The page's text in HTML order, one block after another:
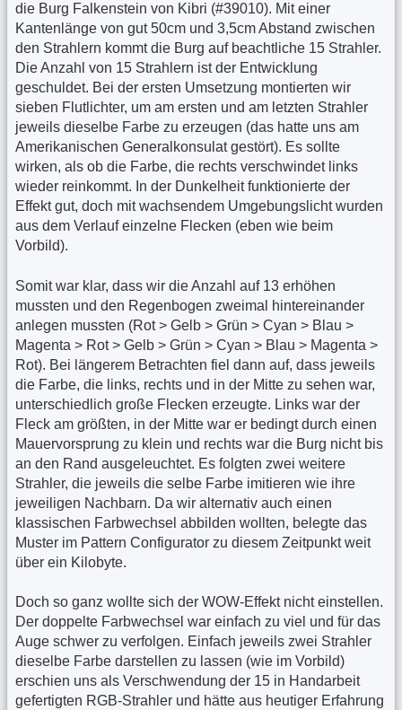
die Burg Falkenstein von Kibri (#39010). Mit einer
Kantenlänge von gut 50cm und 3,5cm Abstand zwischen
den Strahlern kommt die Burg auf beachtliche 15 Strahler.
Die Anzahl von 15 Strahlern ist der Entwicklung
geschuldet. Bei der ersten Umsetzung montierten wir
sieben Flutlichter, um am ersten und am letzten Strahler
jeweils dieselbe Farbe zu erzeugen (das hatte uns am
Amerikanischen Generalkonsulat gestört). Es sollte
wirken, als ob die Farbe, die rechts verschwindet links
wieder reinkommt. In der Dunkelheit funktionierte der
Effekt gut, doch mit wachsendem Umgebungslicht wurden
aus dem Verlauf einzelne Flecken (eben wie beim
Vorbild).
Somit war klar, dass wir die Anzahl auf 13 erhöhen
mussten und den Regenbogen zweimal hintereinander
anlegen mussten (Rot > Gelb > Grün > Cyan > Blau >
Magenta > Rot > Gelb > Grün > Cyan > Blau > Magenta >
Rot). Bei längerem Betrachten fiel dann auf, dass jeweils
die Farbe, die links, rechts und in der Mitte zu sehen war,
unterschiedlich große Flecken erzeugte. Links war der
Fleck am größten, in der Mitte war er bedingt durch einen
Mauervorsprung zu klein und rechts war die Burg nicht bis
an den Rand ausgeleuchtet. Es folgten zwei weitere
Strahler, die jeweils die selbe Farbe imitieren wie ihre
jeweiligen Nachbarn. Da wir alternativ auch einen
klassischen Farbwechsel abbilden wollten, belegte das
Muster im Pattern Configurator zu diesem Zeitpunkt weit
über ein Kilobyte.
Doch so ganz wollte sich der WOW-Effekt nicht einstellen.
Der doppelte Farbwechsel war einfach zu viel und für das
Auge schwer zu verfolgen. Einfach jeweils zwei Strahler
dieselbe Farbe darstellen zu lassen (wie im Vorbild)
erschien uns als Verschwendung der 15 in Handarbeit
gefertigten RGB-Strahler und hätte aus heutiger Erfahrung